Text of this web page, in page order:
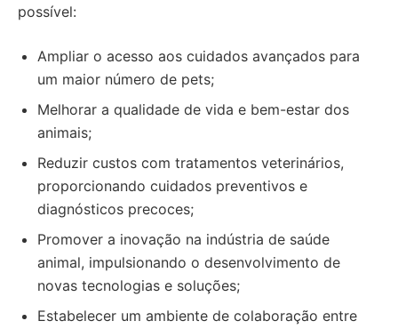
possível:
Ampliar o acesso aos cuidados avançados para
um maior número de pets;
Melhorar a qualidade de vida e bem-estar dos
animais;
Reduzir custos com tratamentos veterinários,
proporcionando cuidados preventivos e
diagnósticos precoces;
Promover a inovação na indústria de saúde
animal, impulsionando o desenvolvimento de
novas tecnologias e soluções;
Estabelecer um ambiente de colaboração entre